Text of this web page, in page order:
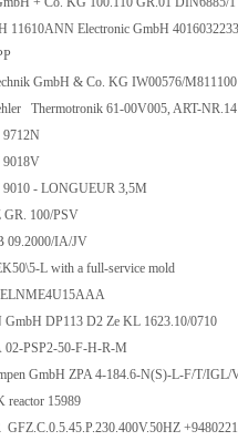
11610ANN Electronic GmbH
GmbH & Co. KG IW00576/
Thermotronik 61-00V005, ART-
- LONGUEUR 3,5M
100/PSV
09.2000/IA/JV
L with a full-service mold
ELNME4U15AAA
DP113 D2 Ze KL 1623.10/0710
PSP2-50-F-H-R-M
GmbH ZPA 4-184.6-N(S)-L-F/T/IGL/
reactor 15989